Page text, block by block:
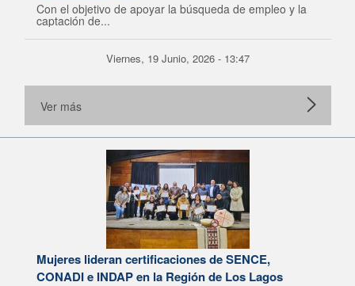
Con el objetivo de apoyar la búsqueda de empleo y la
captación de...
Viernes, 19 Junio, 2026 - 13:47
Ver más
Mujeres lideran certificaciones de SENCE,
CONADI e INDAP en la Región de Los Lagos